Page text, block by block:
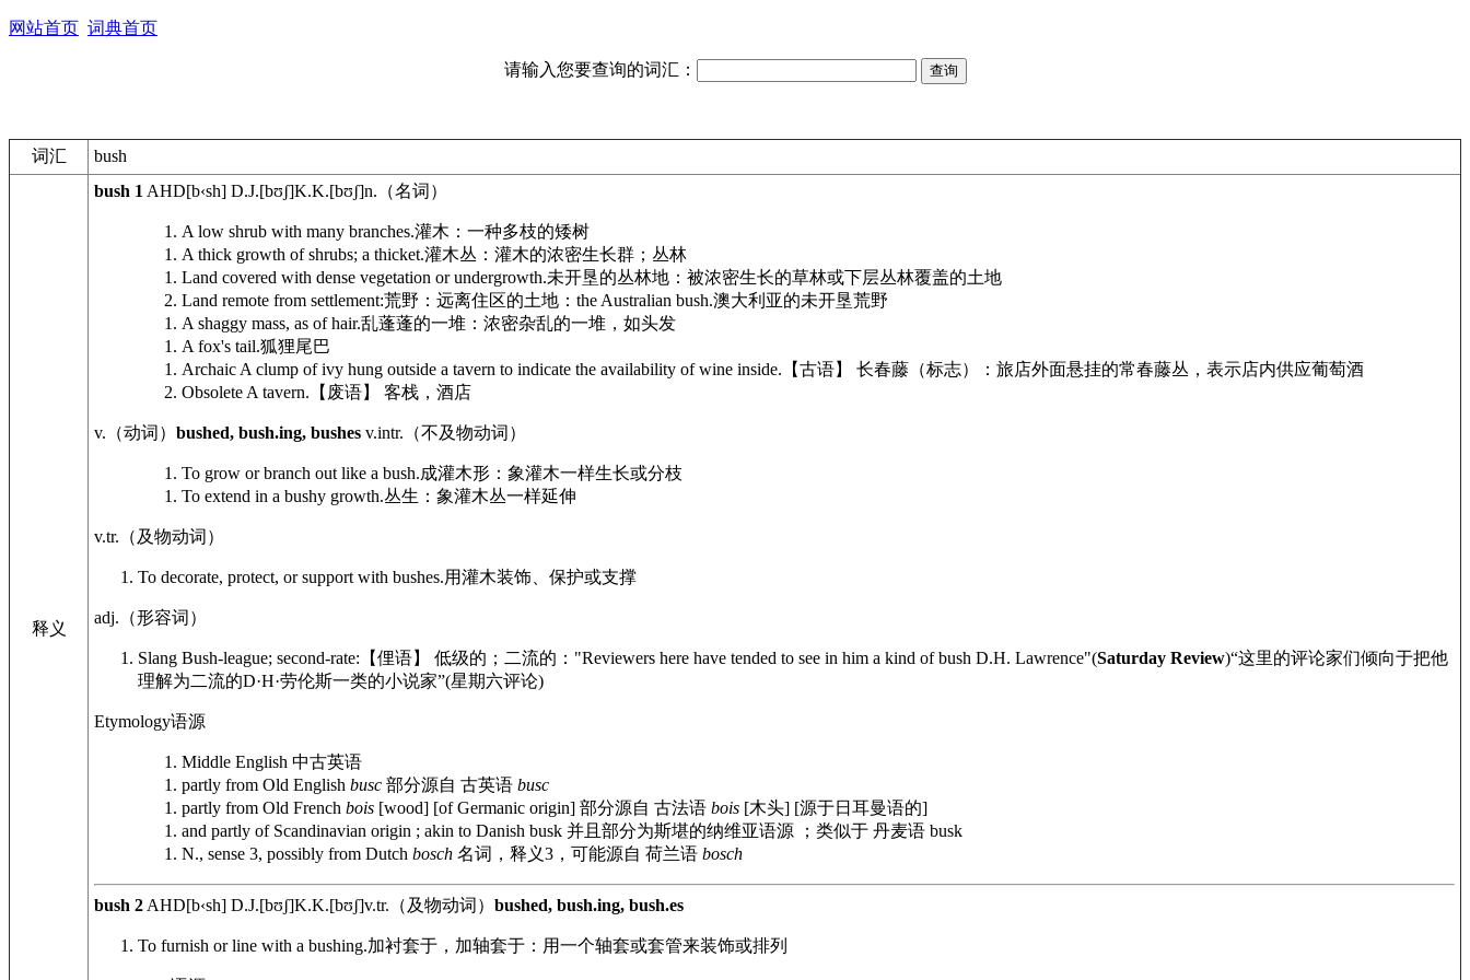
网站首页 词典首页
请输入您要查询的词汇：
词汇 bush
释义
bush 1 AHD[b‹sh] D.J.[bʊʃ]K.K.[bʊʃ]n. （名词）
A low shrub with many branches.灌木：一种多枝的矮树
A thick growth of shrubs; a thicket.灌木丛：灌木的浓密生长群；丛林
Land covered with dense vegetation or undergrowth.未开垦的丛林地：被浓密生长的草林或下层丛林覆盖的土地
Land remote from settlement:荒野：远离住区的土地： the Australian bush.澳大利亚的未开垦荒野
A shaggy mass, as of hair.乱蓬蓬的一堆：浓密杂乱的一堆，如头发
A fox's tail.狐狸尾巴
Archaic A clump of ivy hung outside a tavern to indicate the availability of wine inside. 【古语】 长春藤（标志）：旅店外面悬挂的常春藤丛，表示店内供应葡萄酒
Obsolete A tavern. 【废语】 客栈，酒店
v. （动词） bushed, bush.ing, bushes v.intr. （不及物动词）
To grow or branch out like a bush.成灌木形：象灌木一样生长或分枝
To extend in a bushy growth.丛生：象灌木丛一样延伸
v.tr. （及物动词）
To decorate, protect, or support with bushes.用灌木装饰、保护或支撑
adj. （形容词）
Slang Bush-league; second-rate: 【俚语】 低级的；二流的： "Reviewers here have tended to see in him a kind of bush D.H. Lawrence"(Saturday Review)“这里的评论家们倾向于把他
理解为二流的D·H·劳伦斯一类的小说家”(星期六评论)
Etymology语源
Middle English 中古英语
partly from Old English busc 部分源自 古英语 busc
partly from Old French bois [wood] [of Germanic origin] 部分源自 古法语 bois [木头] [源于日耳曼语的]
and partly of Scandinavian origin ; akin to Danish busk 并且部分为斯堪的纳维亚语源 ；类似于 丹麦语 busk
N., sense 3, possibly from Dutch bosch 名词，释义3，可能源自 荷兰语 bosch
bush 2 AHD[b‹sh] D.J.[bʊʃ]K.K.[bʊʃ]v.tr. （及物动词） bushed, bush.ing, bush.es
To furnish or line with a bushing.加衬套于，加轴套于：用一个轴套或套管来装饰或排列